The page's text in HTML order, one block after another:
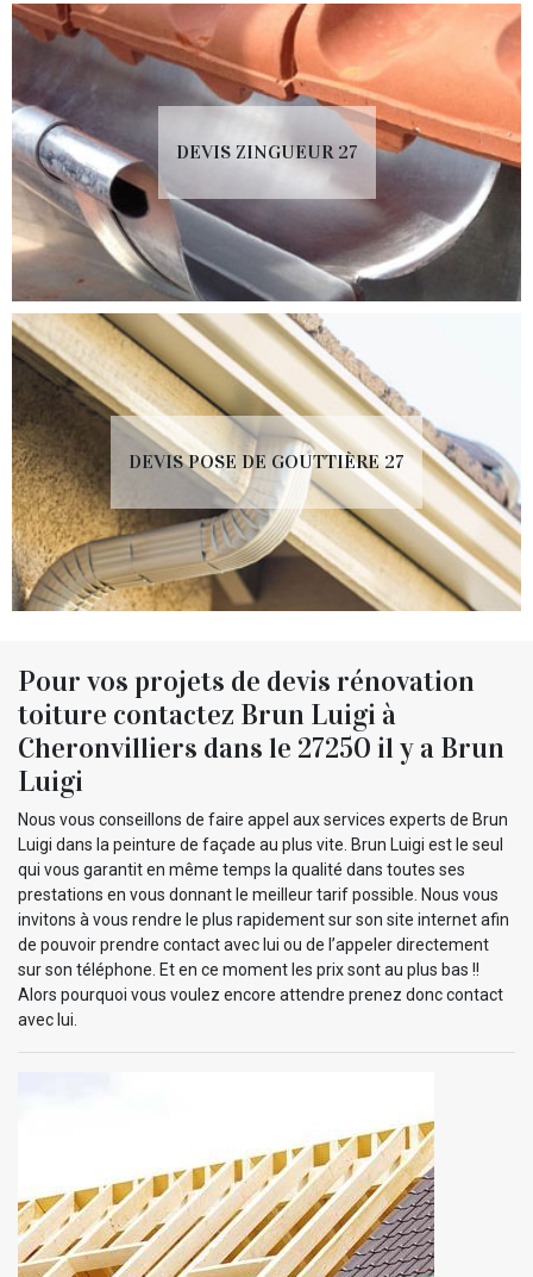
DEVIS ZINGUEUR 27
DEVIS POSE DE GOUTTIÈRE 27
Pour vos projets de devis rénovation
toiture contactez Brun Luigi à
Cheronvilliers dans le 27250 il y a Brun
Luigi
Nous vous conseillons de faire appel aux services experts de Brun
Luigi dans la peinture de façade au plus vite. Brun Luigi est le seul
qui vous garantit en même temps la qualité dans toutes ses
prestations en vous donnant le meilleur tarif possible. Nous vous
invitons à vous rendre le plus rapidement sur son site internet afin
de pouvoir prendre contact avec lui ou de l’appeler directement
sur son téléphone. Et en ce moment les prix sont au plus bas !!
Alors pourquoi vous voulez encore attendre prenez donc contact
avec lui.